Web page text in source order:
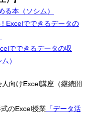
る本（ソシム）
Excelでできるデータの
でできるデータの収
）
向けExcel講座（継続開
のExcel授業「データ活